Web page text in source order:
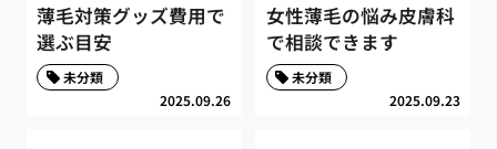
薄毛対策グッズ費用で
選ぶ目安
2025.09.26
未分類
女性薄毛の悩み皮膚科
で相談できます
2025.09.23
未分類